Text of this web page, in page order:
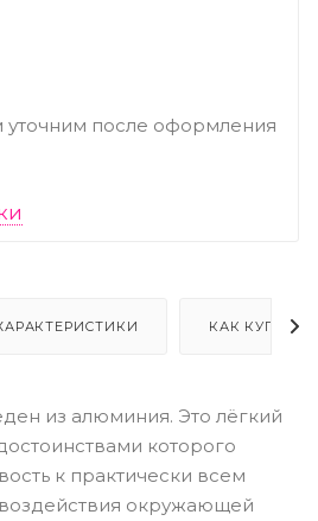
уточним после оформления
КАК КУПИТЬ
из алюминия. Это лёгкий
которого
к практически всем
окружающей